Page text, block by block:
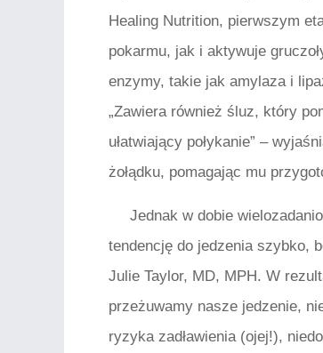
Healing Nutrition, pierwszym
pokarmu, jak i aktywuje
enzymy, takie jak amylaza i
„Zawiera również śluz, który
ułatwiający połykanie” –
żołądku, pomagając mu
Jednak w dobie
tendencję do jedzenia szybko,
Julie Taylor, MD, MPH. W
przeżuwamy nasze jedzenie,
ryzyka zadławienia (ojej!),